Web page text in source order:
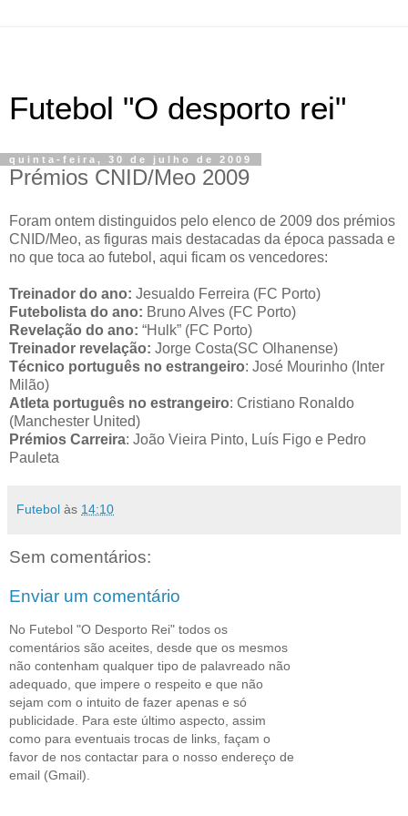
Futebol "O desporto rei"
quinta-feira, 30 de julho de 2009
Prémios CNID/Meo 2009
Foram ontem distinguidos pelo elenco de 2009 dos prémios
CNID/Meo, as figuras mais destacadas da época passada e
no que toca ao futebol, aqui ficam os vencedores:
Treinador do ano: Jesualdo Ferreira (FC Porto)
Futebolista do ano: Bruno Alves (FC Porto)
Revelação do ano: “Hulk” (FC Porto)
Treinador revelação: Jorge Costa(SC Olhanense)
Técnico português no estrangeiro: José Mourinho ( Inter
Milão)
Atleta português no estrangeiro: Cristiano Ronaldo
(Manchester United)
Prémios Carreira: João Vieira Pinto, Luís Figo e Pedro
Pauleta
Futebol às 14:10
Sem comentários:
Enviar um comentário
No Futebol "O Desporto Rei" todos os
comentários são aceites, desde que os mesmos
não contenham qualquer tipo de palavreado não
adequado, que impere o respeito e que não
sejam com o intuito de fazer apenas e só
publicidade. Para este último aspecto, assim
como para eventuais trocas de links, façam o
favor de nos contactar para o nosso endereço de
email (Gmail).